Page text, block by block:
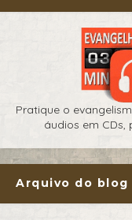
Pratique o
áudios em CDs,
Arquivo do blog